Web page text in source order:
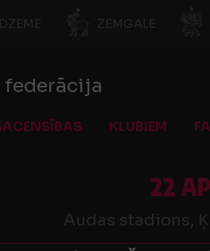
ZEMGALE
federācija
KLUBIEM
22
Audas stadions,